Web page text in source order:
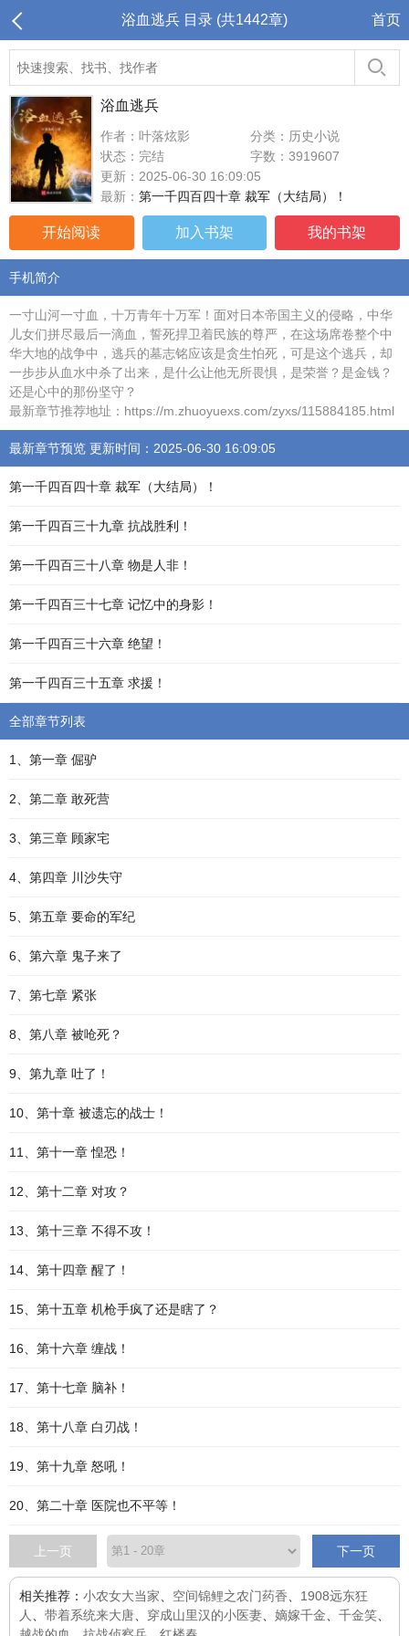
浴血逃兵 目录 (共1442章) 首页
浴血逃兵
作者：叶落炫影
分类：历史小说
状态：完结
字数：3919607
更新：2025-06-30 16:09:05
最新： 第一千四百四十章 裁军（大结局）！
开始阅读 加入书架 我的书架
手机简介
一寸山河一寸血，十万青年十万军！面对日本帝国主义的侵略，中华
儿女们拼尽最后一滴血，誓死捍卫着民族的尊严，在这场席卷整个中
华大地的战争中，逃兵的墓志铭应该是贪生怕死，可是这个逃兵，却
一步步从血水中杀了出来，是什么让他无所畏惧，是荣誉？是金钱？
还是心中的那份坚守？
最新章节推荐地址：https://m.zhuoyuexs.com/zyxs/115884185.html
最新章节预览 更新时间：2025-06-30 16:09:05
第一千四百四十章 裁军（大结局）！
第一千四百三十九章 抗战胜利！
第一千四百三十八章 物是人非！
第一千四百三十七章 记忆中的身影！
第一千四百三十六章 绝望！
第一千四百三十五章 求援！
全部章节列表
1、第一章 倔驴
2、第二章 敢死营
3、第三章 顾家宅
4、第四章 川沙失守
5、第五章 要命的军纪
6、第六章 鬼子来了
7、第七章 紧张
8、第八章 被呛死？
9、第九章 吐了！
10、第十章 被遗忘的战士！
11、第十一章 惶恐！
12、第十二章 对攻？
13、第十三章 不得不攻！
14、第十四章 醒了！
15、第十五章 机枪手疯了还是瞎了？
16、第十六章 缠战！
17、第十七章 脑补！
18、第十八章 白刃战！
19、第十九章 怒吼！
20、第二十章 医院也不平等！
上一页 下一页
相关推荐： 小农女大当家 空间锦鲤之农门药香
1908远东狂
人
带着系统来大唐 穿成山里汉的小医妻 嫡嫁千金 千金笑